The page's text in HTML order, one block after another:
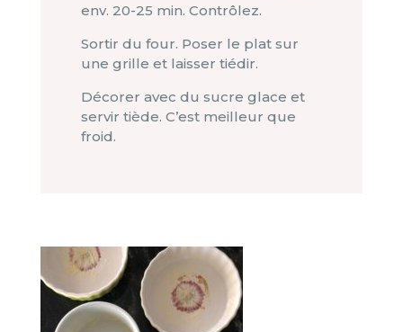
env. 20-25 min. Contrôlez.
Sortir du four. Poser le plat sur
une grille et laisser tiédir.
Décorer avec du sucre glace et
servir tiède. C’est meilleur que
froid.